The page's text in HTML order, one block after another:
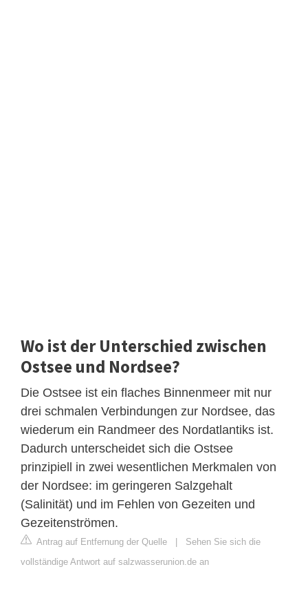
Wo ist der Unterschied zwischen
Ostsee und Nordsee?
Die Ostsee ist ein flaches Binnenmeer mit nur
drei schmalen Verbindungen zur Nordsee, das
wiederum ein Randmeer des Nordatlantiks ist.
Dadurch unterscheidet sich die Ostsee
prinzipiell in zwei wesentlichen Merkmalen von
der Nordsee: im geringeren Salzgehalt
(Salinität) und im Fehlen von Gezeiten und
Gezeitenströmen.
Antrag auf Entfernung der Quelle | Sehen Sie sich die
vollständige Antwort auf salzwasserunion.de an